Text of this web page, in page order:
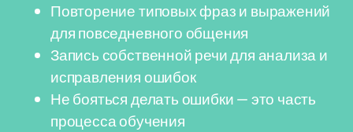
Повторение типовых фраз и выражений
для повседневного общения
Запись собственной речи для анализа и
исправления ошибок
Не бояться делать ошибки — это часть
процесса обучения